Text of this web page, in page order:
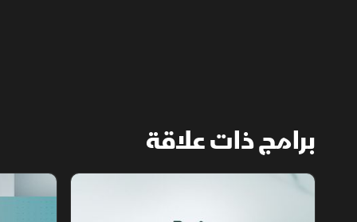
برامج ذات علاقة
مع الشرق الأوسط الخبر الآخر